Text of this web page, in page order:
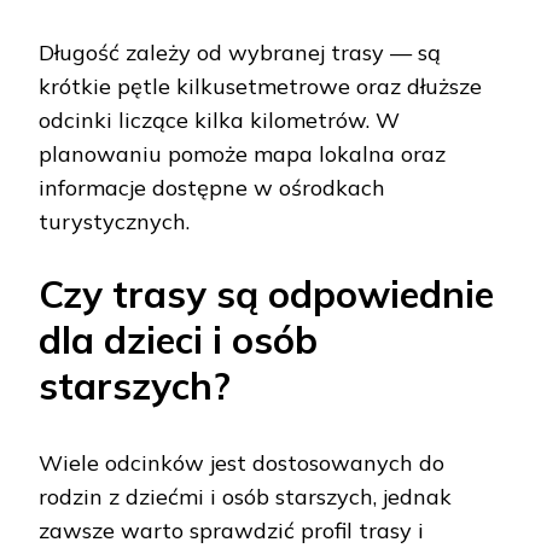
Długość zależy od wybranej trasy — są
krótkie pętle kilkusetmetrowe oraz dłuższe
odcinki liczące kilka kilometrów. W
planowaniu pomoże mapa lokalna oraz
informacje dostępne w ośrodkach
turystycznych.
Czy trasy są odpowiednie
dla dzieci i osób
starszych?
Wiele odcinków jest dostosowanych do
rodzin z dziećmi i osób starszych, jednak
zawsze warto sprawdzić profil trasy i